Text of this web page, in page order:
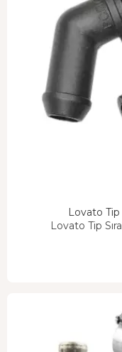
Lovato Tip
Lovato Tip